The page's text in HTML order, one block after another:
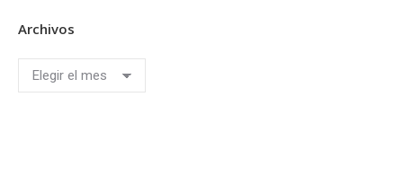
Archivos
Archivos